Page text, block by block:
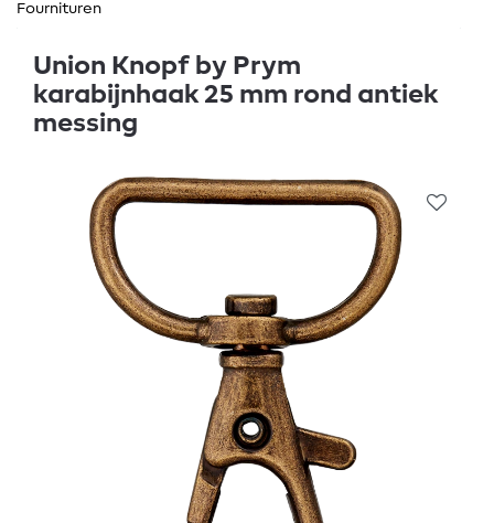
Fournituren
Union Knopf by Prym
karabijnhaak 25 mm rond antiek
messing